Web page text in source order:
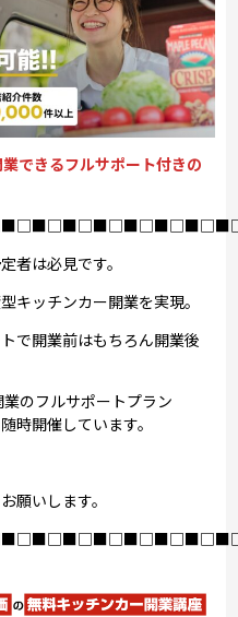
できるフルサポート付きの
者は必見です。
キッチンカー開業を実現。
で開業前はもちろん開業後
のフルサポートプラン
時開催しています。
願いします。